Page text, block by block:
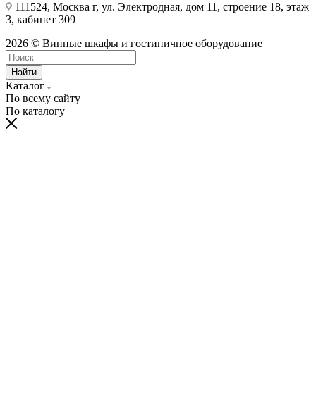
111524, Москва г, ул. Электродная, дом 11, строение 18, этаж
3, кабинет 309
2026 © Винные шкафы и гостиничное оборудование
Найти
Каталог
По всему сайту
По каталогу